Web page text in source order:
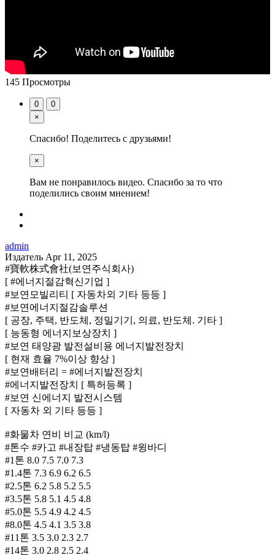
145 Просмотры
0
0
×
Спасибо! Поделитесь с друзьями!
×
Вам не понравилось видео. Спасибо за то что
поделились своим мнением!
admin
Издатель Apr 11, 2025
#寶軟株式會社(보연주식회사)
[ #에너지절감혁신기업 ]
#보연모빌리티 [ 자동차외 기타 등등 ]
#보연에너지절감솔루션
[ 공장, 주택, 반도체, 정밀기기, 의료, 반도체. 기타 ]
[ 능동형 에너지보상장치 ]
#보연 태양광 발전설비용 에너지발전장치
[ 현재 효율 7%이상 향상 ]
#보연배터리 = #에너지발전장치
#에너지발전장치 [ 특허등록 ]
#보연 신에너지 발전시스템
[ 자동차 외 기타 등등 ]
#화물차 연비 비교 (km/l)
#톤수 #카고 #내장탑 #냉동탑 #윙바디
#1톤 8.0 7.5 7.0 7.3
#1.4톤 7.3 6.9 6.2 6.5
#2.5톤 6.2 5.8 5.2 5.5
#3.5톤 5.8 5.1 4.5 4.8
#5.0톤 5.5 4.9 4.2 4.5
#8.0톤 4.5 4.1 3.5 3.8
#11톤 3.5 3.0 2.3 2.7
#14톤 3.0 2.8 2.5 2.4